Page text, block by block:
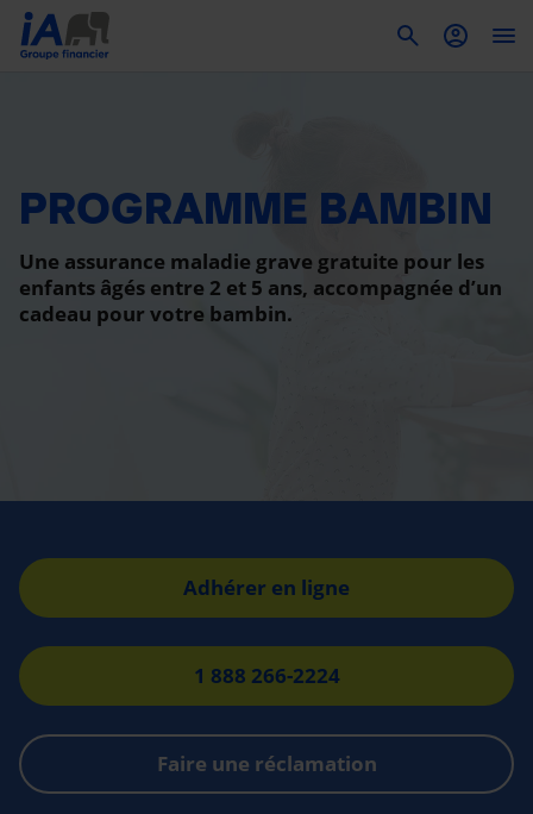
PROGRAMME BAMBIN
Une assurance maladie grave gratuite pour les
enfants âgés entre 2 et 5 ans, accompagnée d’un
cadeau pour votre bambin.
Adhérer en ligne
1 888 266-2224
Faire une réclamation